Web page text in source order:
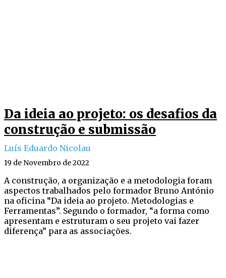
Da ideia ao projeto: os desafios da
construção e submissão
Luís Eduardo Nicolau
19 de Novembro de 2022
A construção, a organização e a metodologia foram
aspectos trabalhados pelo formador Bruno António
na oficina “Da ideia ao projeto. Metodologias e
Ferramentas”. Segundo o formador, “a forma como
apresentam e estruturam o seu projeto vai fazer
diferença” para as associações.